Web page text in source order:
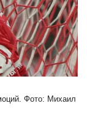
Фото: Михаил